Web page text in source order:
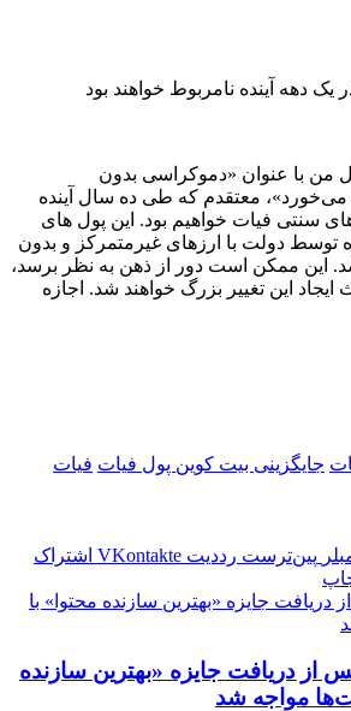
من با عنوان «دموکراسی بدون
معتقدم که طی ده سال آینده
سنتی فیات خواهیم بود. این پول های
دولت با ارزهای غیرمتمرکز و بدون
این ممکن است دور از ذهن به نظر برسد،
ایجاد این تغییر بزرگ خواهند شد. اجازه
جایگزینی بیت کوین پول فیات فیات
‫پین‌ترست ‫رددیت ‫VKontakte اشتراک
دریافت جایزه «بهترین سازنده محتوا» با
از دریافت جایزه «بهترین سازنده
مواجه شد